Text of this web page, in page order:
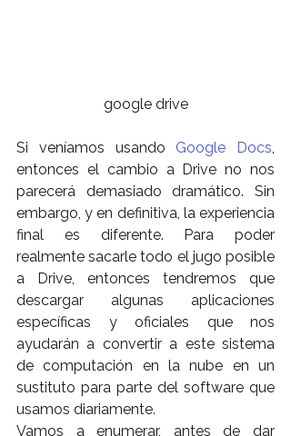
google drive
Si veníamos usando Google Docs
entonces el cambio a Drive no nos
parecerá demasiado dramático. Sin
embargo, y en definitiva, la experiencia
final es diferente. Para poder
realmente sacarle todo el jugo posible
a Drive, entonces tendremos que
descargar algunas aplicaciones
específicas y oficiales que nos
ayudarán a convertir a este sistema
de computación en la nube en un
sustituto para parte del software que
usamos diariamente.
Vamos a enumerar, antes de dar